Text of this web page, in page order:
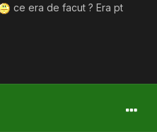
ce era de facut ? Era pt